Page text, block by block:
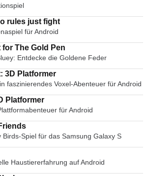
rules just fight
für Android
for The Gold Pen
Entdecke die Goldene Feder
3D Platformer
faszinierendes Voxel-Abenteuer für Android
Platformer
für Android
Birds-Spiel für das Samsung Galaxy S
Haustiererfahrung auf Android